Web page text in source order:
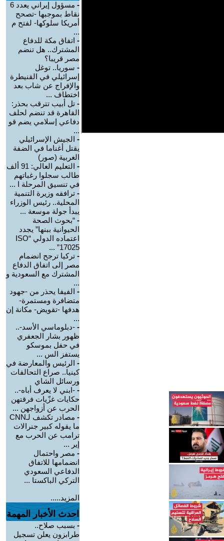
-
مسؤول إيراني يعدد 6
نقاط بموجبها -تصحح
أمريكا سلوكها- لفتح م
...
- اتفاق مكة للدفاع
المشترك.. هل تنضم
مصر قريبا؟
- سوريا.. توغل
إسرائيلي في القنيطرة
والإفراج عن شاب بعد
اختطاف ...
- تل أبيب تترقب بحذر:
القاهرة قد تنضم لحلف
دفاعي إسلامي يضم قو
...
- الجيش الإسرائيلي
يقتل أغناما في الضفة
الغربية (صور)
-
التعليم العالي: 91 ألف
طالب سجلوا رغباتهم
في تنسيق المرحلة ا ...
- ترافقه وزيرة التنمية
المحلية.. رئيس الوزراء
يبدأ جولة موسعة ...
- “بحوث الصحة
الحيوانية ببنها” يجدد
اعتماده الدولي “ISO
17025” ...
- تركيا ترجح انضمام
مصر إلى اتفاق الدفاع
المشترك مع السعودية و
...
- الفيفا يحذر من -جهود
متضافرة ومستمرة-
هدفها -تقويض- مكانة إن
...
- -دبلوماسي الأسد-..
ظهور بشار الجعفري
في حفل بموسكو
يستفز الس ...
- الرئيس والمعارضة في
كينيا.. صراع التحالفات
ورسائل الشاي
- -ابني لا يعرف أباه-..
حكايات غزّيات فرقتهن
الحرب عن أزواجهن ...
-
مصادر تكشف لـCNN
ما يقوله كبير جنرالات
ترامب عن الحرب مع
إير ...
- مصر واحتمال
انضمامها للاتفاق
الدفاعي السعودي
التركي الباكستا ...
المزيد.....
احدث الأخبار المهمة
- بسبب صلاح..
طرابزون يعلن تسجيل